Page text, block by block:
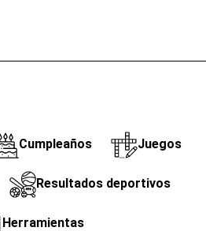
Cumpleaños Juegos
Resultados deportivos
Herramientas